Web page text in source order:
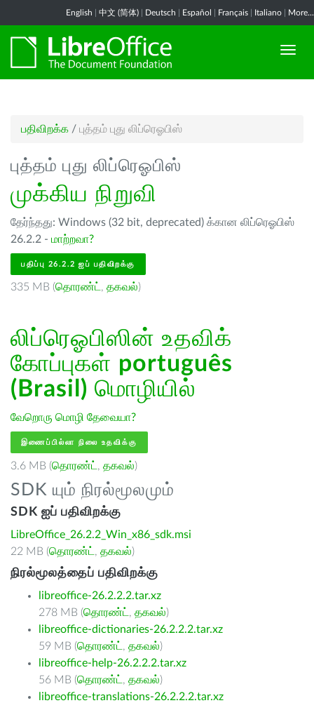
English 中文 (简体) Deutsch Español Français Italiano More...
பதிவிறக்க / புத்தம் புது லிப்ரெஓபிஸ்
புத்தம் புது லிப்ரெஓபிஸ்
முக்கிய நிறுவி
தேர்ந்தது: Windows (32 bit, deprecated) க்கான லிப்ரெஓபிஸ்
26.2.2 - மாற்றவா?
பதிப்பு 26.2.2 ஐப் பதிவிறக்கு
335 MB (தொரண்ட் , தகவல்)
லிப்ரெஓபிஸின் உதவிக்
கோப்புகள் português
(Brasil) மொழியில்
வேறொரு மொழி தேவையா?
இணைப்பில்லா நிலை உதவிக்கு
3.6 MB (தொரண்ட் , தகவல்)
SDK யும் நிரல்மூலமும்
SDK ஐப் பதிவிறக்கு
LibreOffice_26.2.2_Win_x86_sdk.msi
22 MB (தொரண்ட் , தகவல்)
நிரல்மூலத்தைப் பதிவிறக்கு
libreoffice-26.2.2.2.tar.xz
278 MB (தொரண்ட் , தகவல்)
libreoffice-dictionaries-26.2.2.2.tar.xz
59 MB (தொரண்ட் , தகவல்)
libreoffice-help-26.2.2.2.tar.xz
56 MB (தொரண்ட் , தகவல்)
libreoffice-translations-26.2.2.2.tar.xz